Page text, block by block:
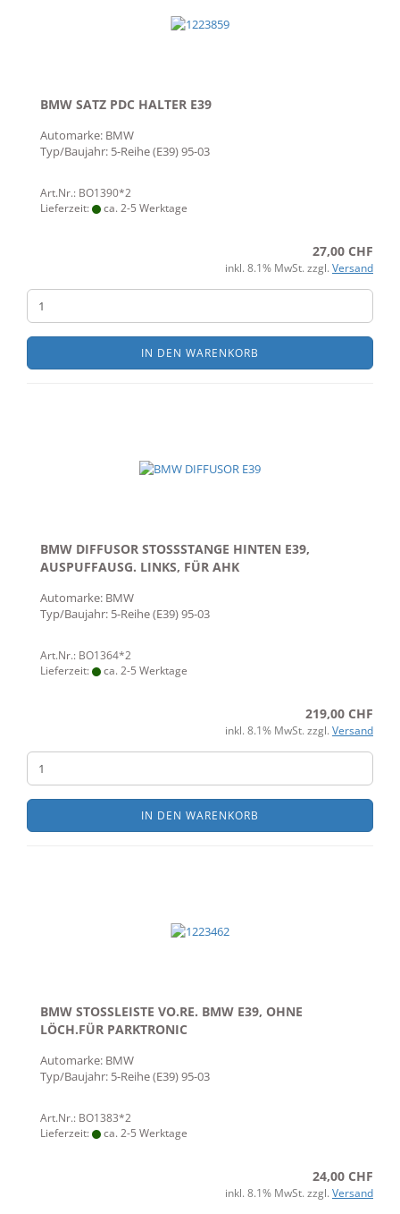
BMW SATZ PDC HALTER E39
Automarke: BMW
Typ/Baujahr: 5-Reihe (E39) 95-03
Art.Nr.: BO1390*2
Lieferzeit:
ca. 2-5 Werktage
27,00 CHF
inkl. 8.1% MwSt. zzgl. Versand
IN DEN WARENKORB
BMW DIFFUSOR STOSSSTANGE HINTEN E39,
AUSPUFFAUSG. LINKS, FÜR AHK
Automarke: BMW
Typ/Baujahr: 5-Reihe (E39) 95-03
Art.Nr.: BO1364*2
Lieferzeit:
ca. 2-5 Werktage
219,00 CHF
inkl. 8.1% MwSt. zzgl. Versand
IN DEN WARENKORB
BMW STOSSLEISTE VO.RE. BMW E39, OHNE
LÖCH.FÜR PARKTRONIC
Automarke: BMW
Typ/Baujahr: 5-Reihe (E39) 95-03
Art.Nr.: BO1383*2
Lieferzeit:
ca. 2-5 Werktage
24,00 CHF
inkl. 8.1% MwSt. zzgl. Versand